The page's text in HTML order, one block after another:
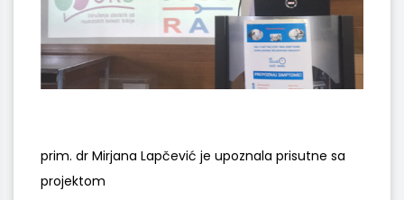
prim. dr Mirjana Lapčević je upoznala prisutne sa
projektom